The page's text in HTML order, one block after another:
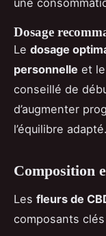
une
Dosage
Le dosage
personnelle et le
conseillé de
d’augmenter
l’équilibre adapté.
Composition
Les fleurs de
composants